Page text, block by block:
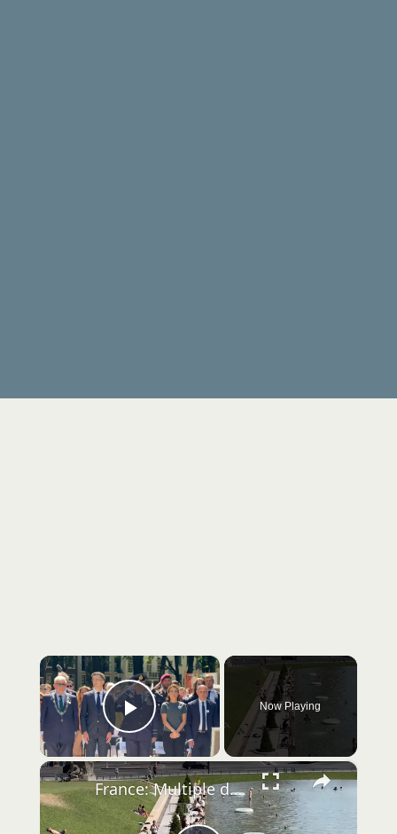
×
Play Video
Now Playing
×
France: Multiple deaths reported across France amid severe heat wave.